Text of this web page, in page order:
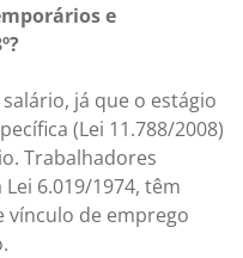
e
já que o estágio
(Lei 11.788/2008)
Trabalhadores
6.019/1974, têm
vínculo de emprego